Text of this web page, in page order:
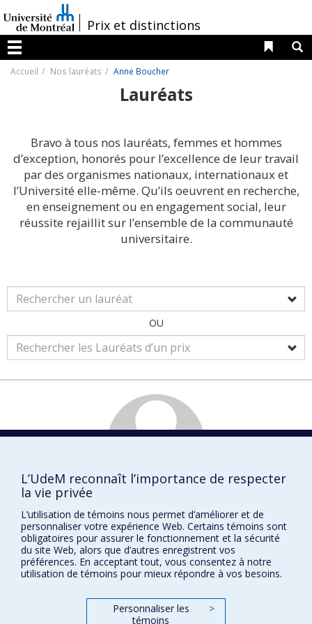
au
contenu
/Prix et distinctions
Menu
Liens
Accueil Nos lauréats Anne Boucher
Lauréats
Bravo à tous nos lauréats, femmes et hommes
d’exception, honorés pour l’excellence de leur travail
par des organismes nationaux, internationaux et
l’Université elle-même. Qu’ils oeuvrent en recherche,
en enseignement ou en engagement social, leur
réussite rejaillit sur l’ensemble de la communauté
universitaire.
OU
Anne BOUCHER
Étudiante
Physique
L’UdeM reconnaît l’importance de respecter
la vie privée
L’utilisation de témoins nous permet d’améliorer et de
personnaliser votre expérience Web. Certains témoins sont
obligatoires pour assurer le fonctionnement et la sécurité
du site Web, alors que d’autres enregistrent vos
préférences. En acceptant tout, vous consentez à notre
utilisation de témoins pour mieux répondre à vos besoins.
Personnaliser les
témoins
>